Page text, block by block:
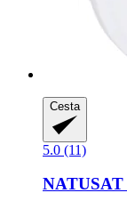
Cesta
5.0 (11)
NATUSAT